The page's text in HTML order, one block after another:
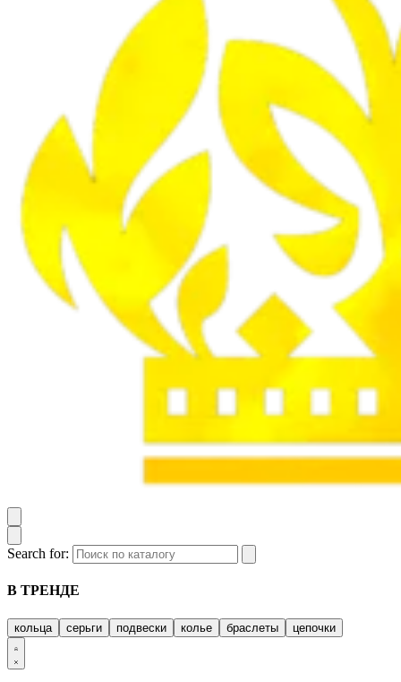
Search for:
В ТРЕНДЕ
кольца серьги подвески колье браслеты цепочки